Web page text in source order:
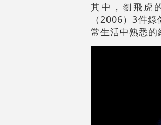
其中，劉飛虎
（2006）3件
常生活中熟悉的